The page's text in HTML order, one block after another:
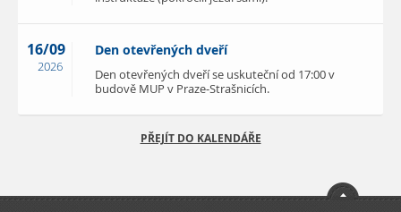
16/09
2026
Den otevřených dveří
Den otevřených dveří se uskuteční od 17:00 v
budově MUP v Praze-Strašnicích.
PŘEJÍT DO KALENDÁŘE